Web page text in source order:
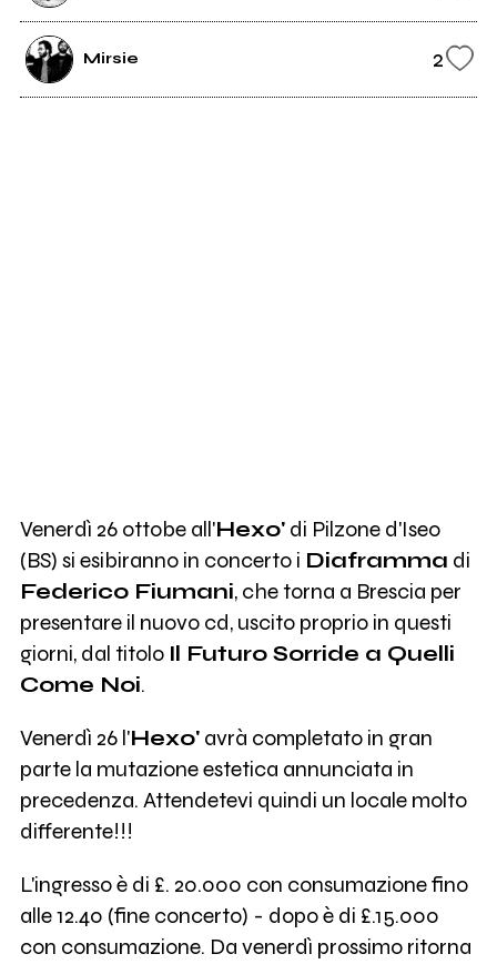
Mirsie 2
Venerdì 26 ottobe all'Hexo'di Pilzone d'Iseo
(BS) si esibiranno in concerto i Diaframma di
Federico Fiumani, che torna a Brescia per
presentare il nuovo cd, uscito proprio in questi
giorni, dal titolo Il Futuro Sorride a Quelli
Come Noi.
Venerdì 26 l'Hexo'avrà completato in gran
parte la mutazione estetica annunciata in
precedenza. Attendetevi quindi un locale molto
differente!!!
L'ingresso è di £. 20.000 con consumazione fino
alle 12.40 (fine concerto) - dopo è di £.15.000
con consumazione. Da venerdì prossimo ritorna